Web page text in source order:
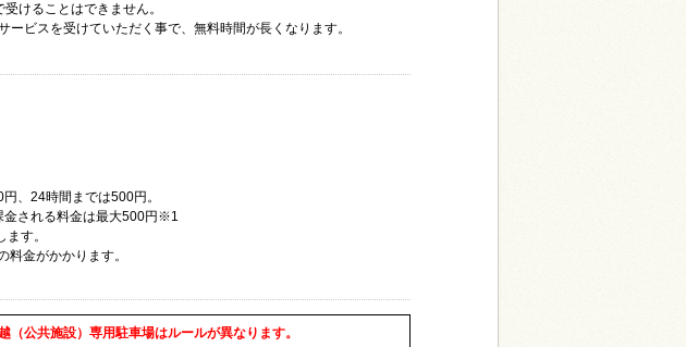
けることはできません。
ビスを受けていただく事で、無料時間が長くなります。
、24時間までは500円。
れる料金は最大500円※1
す。
料金がかかります。
公共施設）専用駐車場はルールが異なります。